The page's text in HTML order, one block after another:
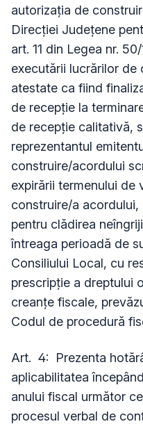
autorizația de
Direcției Județene
art. 11 din Legea nr.
executării lucrărilor
atestate ca fiind
de recepție la
de recepție calitativă,
reprezentantul
construire/acordului
expirării termenului de
construire/a
pentru clădirea
întreaga perioadă de
Consiliului Local, cu
prescripție a dreptului
creanțe fiscale,
Codul de procedură
Art. 4: Prezenta
aplicabilitatea
anului fiscal următor
procesul verbal de